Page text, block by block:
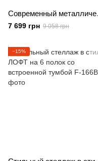
7 699 грн 9 058 грн
−15%